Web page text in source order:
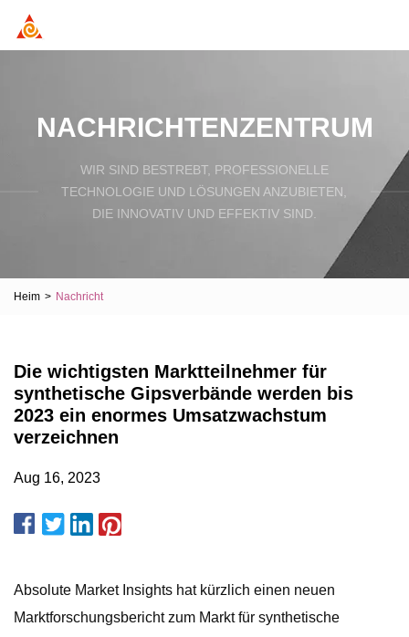
NACHRICHTENZENTRUM
WIR SIND BESTREBT, PROFESSIONELLE
TECHNOLOGIE UND LÖSUNGEN ANZUBIETEN,
DIE INNOVATIV UND EFFEKTIV SIND.
Heim > Nachricht
Die wichtigsten Marktteilnehmer für
synthetische Gipsverbände werden bis
2023 ein enormes Umsatzwachstum
verzeichnen
Aug 16, 2023
Absolute Market Insights hat kürzlich einen neuen
Marktforschungsbericht zum Markt für synthetische